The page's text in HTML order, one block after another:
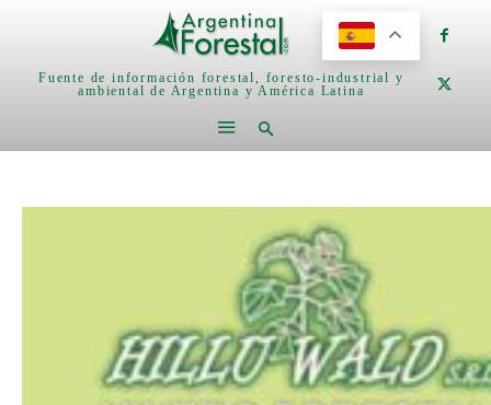
Fuente de información forestal, foresto-industrial y
ambiental de Argentina y América Latina